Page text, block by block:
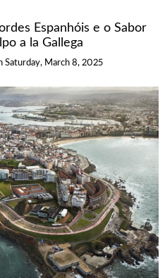
Espanhóis e o Sabor
a la Gallega
Saturday, March 8, 2025